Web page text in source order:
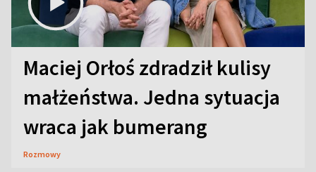
Maciej Orłoś zdradził kulisy
małżeństwa. Jedna sytuacja
wraca jak bumerang
Rozmowy